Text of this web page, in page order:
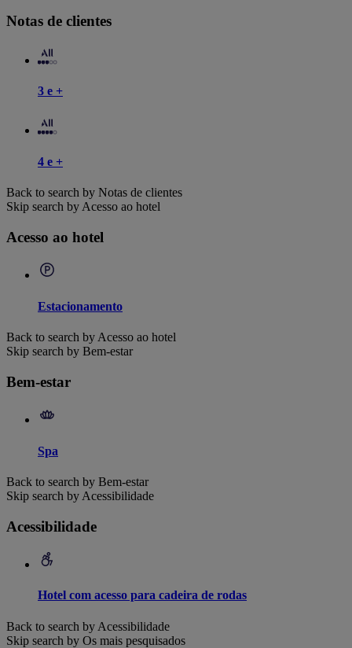
Notas de clientes
3 e +
4 e +
Back to search by Notas de clientes
Skip search by Acesso ao hotel
Acesso ao hotel
Estacionamento
Back to search by Acesso ao hotel
Skip search by Bem-estar
Bem-estar
Spa
Back to search by Bem-estar
Skip search by Acessibilidade
Acessibilidade
Hotel com acesso para cadeira de rodas
Back to search by Acessibilidade
Skip search by Os mais pesquisados